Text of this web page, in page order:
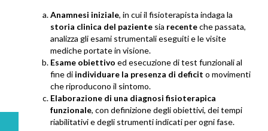
Anamnesi iniziale, in cui il fisioterapista indaga la
storia clinica del pazientesia recenteche passata,
analizza gli esami strumentali eseguiti e le visite
mediche portate in visione.
Esame obiettivo ed esecuzione di test funzionali al
fine di individuare la presenza di deficit o movimenti
che riproducono il sintomo.
Elaborazione di una diagnosi fisioterapica
funzionale, con definizione degli obiettivi, dei tempi
riabilitativi e degli strumenti indicati per ogni fase.